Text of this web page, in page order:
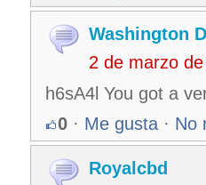
Washington
2 de marzo
h6sA4l You got a
0 · Me gusta · No
Royalcbd